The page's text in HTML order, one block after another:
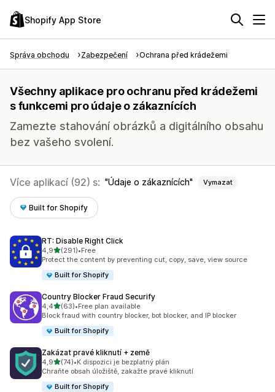
Shopify App Store
Správa obchodu Zabezpečení Ochrana před krádežemi
Všechny aplikace pro ochranu před krádežemi
s funkcemi pro údaje o zákaznících
Zamezte stahování obrázků a digitálního obsahu
bez vašeho svolení.
Více aplikací (92) s: Údaje o zákaznících Vymazat
Built for Shopify
RT: Disable Right Click
4,9z 5 hvězd
(291)
Celkový počet recenzí: 291
•Free
Protect the content by preventing cut, copy, save, view source
Built for Shopify
Country Blocker Fraud Securify
4,4z 5 hvězd
(63)
Celkový počet recenzí: 63
•Free plan available
Block fraud with country blocker, bot blocker, and IP blocker
Built for Shopify
Zakázat pravé kliknutí + země
4,9z 5 hvězd
(74)
Celkový počet recenzí: 74
•K dispozici je bezplatný plán
Chraňte obsah úložiště, zakažte pravé kliknutí
Built for Shopify